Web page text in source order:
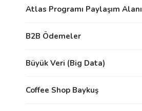
Atlas Programı Paylaşım Alanı
B2B Ödemeler
Büyük Veri (Big Data)
Coffee Shop Baykuş